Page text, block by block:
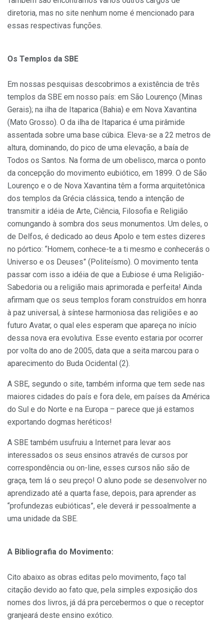
diretoria, mas no site nenhum nome é mencionado para
essas respectivas funções.
Os Templos da SBE
Em nossas pesquisas descobrimos a existência de três
templos da SBE em nosso país: em São Lourenço (Minas
Gerais); na ilha de Itaparica (Bahia) e em Nova Xavantina
(Mato Grosso). O da ilha de Itaparica é uma pirâmide
assentada sobre uma base cúbica. Eleva-se a 22 metros de
altura, dominando, do pico de uma elevação, a baía de
Todos os Santos. Na forma de um obelisco, marca o ponto
da concepção do movimento eubiótico, em 1899. O de São
Lourenço e o de Nova Xavantina têm a forma arquitetônica
dos templos da Grécia clássica, tendo a intenção de
transmitir a idéia de Arte, Ciência, Filosofia e Religião
comungando à sombra dos seus monumentos. Um deles, o
de Delfos, é dedicado ao deus Apolo e tem estes dizeres
no pórtico: “Homem, conhece-te a ti mesmo e conhecerás o
Universo e os Deuses” (Politeísmo). O movimento tenta
passar com isso a idéia de que a Eubiose é uma Religião-
Sabedoria ou a religião mais aprimorada e perfeita! Ainda
afirmam que os seus templos foram construídos em honra
à paz universal, à síntese harmoniosa das religiões e ao
futuro Avatar, o qual eles esperam que apareça no início
dessa nova era evolutiva. Esse evento estaria por ocorrer
por volta do ano de 2005, data que a seita marcou para o
aparecimento do Buda Ocidental (2).
A SBE, segundo o site, também informa que tem sede nas
maiores cidades do país e fora dele, em países da América
do Sul e do Norte e na Europa – parece que já estamos
exportando dogmas heréticos!
A SBE também usufruiu a Internet para levar aos
interessados os seus ensinos através de cursos por
correspondência ou on-line, esses cursos não são de
graça, tem lá o seu preço! O aluno pode se desenvolver no
aprendizado até a quarta fase, depois, para aprender as
“profundezas eubióticas”, ele deverá ir pessoalmente a
uma unidade da SBE.
A Bibliografia do Movimento:
Cito abaixo as obras editas pelo movimento, faço tal
citação devido ao fato que, pela simples exposição dos
nomes dos livros, já dá pra percebermos o que o receptor
granjeará deste ensino exótico.